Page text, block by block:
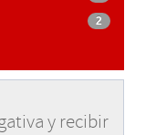
2
y recibir